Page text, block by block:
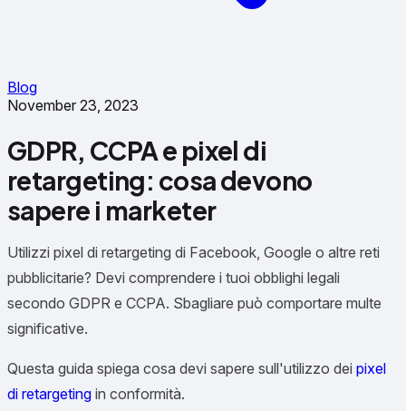
Blog
November 23, 2023
GDPR, CCPA e pixel di
retargeting: cosa devono
sapere i marketer
Utilizzi pixel di retargeting di Facebook, Google o altre reti
pubblicitarie? Devi comprendere i tuoi obblighi legali
secondo GDPR e CCPA. Sbagliare può comportare multe
significative.
Questa guida spiega cosa devi sapere sull'utilizzo dei pixel
di retargeting in conformità.